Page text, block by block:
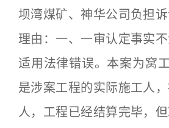
坝湾煤矿、神华公司负担
理由：一、一审认定事实不
适用法律错误。本案为窝
是涉案工程的实际施工人
人，工程已经结算完毕，